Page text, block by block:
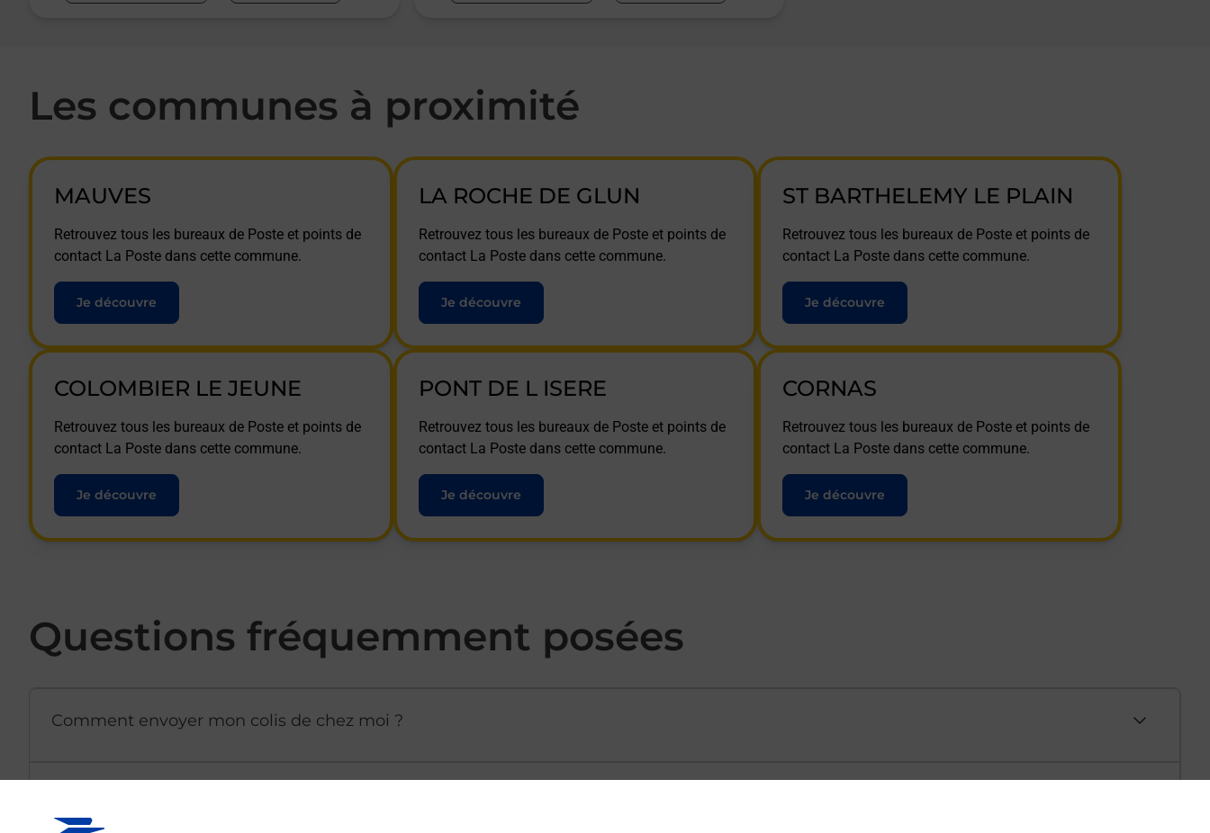
Les communes à proximité
MAUVES
Retrouvez tous les bureaux de Poste et points de
contact La Poste dans cette commune.
Je découvre
LA ROCHE DE GLUN
Retrouvez tous les bureaux de Poste et points de
contact La Poste dans cette commune.
Je découvre
ST BARTHELEMY LE PLAIN
Retrouvez tous les bureaux de Poste et points de
contact La Poste dans cette commune.
Je découvre
COLOMBIER LE JEUNE
Retrouvez tous les bureaux de Poste et points de
contact La Poste dans cette commune.
Je découvre
PONT DE L ISERE
Retrouvez tous les bureaux de Poste et points de
contact La Poste dans cette commune.
Je découvre
CORNAS
Retrouvez tous les bureaux de Poste et points de
contact La Poste dans cette commune.
Je découvre
Questions fréquemment posées
Comment envoyer mon colis de chez moi ?